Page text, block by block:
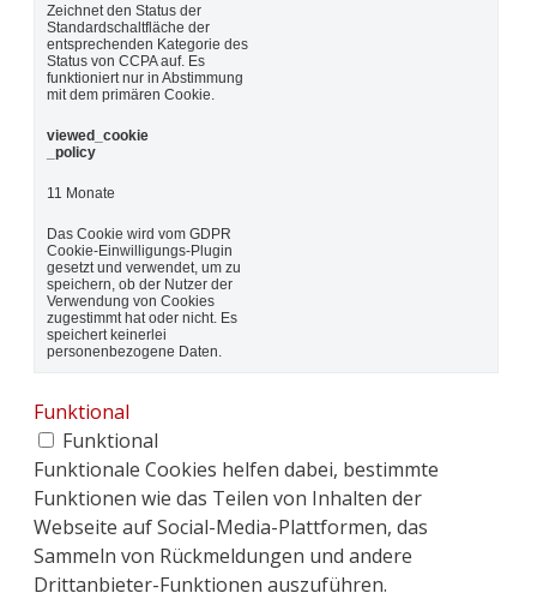
Zeichnet den Status der
Standardschaltfläche der
entsprechenden Kategorie des
Status von CCPA auf. Es
funktioniert nur in Abstimmung
mit dem primären Cookie.
viewed_cookie
_policy
11 Monate
Das Cookie wird vom GDPR
Cookie-Einwilligungs-Plugin
gesetzt und verwendet, um zu
speichern, ob der Nutzer der
Verwendung von Cookies
zugestimmt hat oder nicht. Es
speichert keinerlei
personenbezogene Daten.
Funktional
Funktional
Funktionale Cookies helfen dabei, bestimmte
Funktionen wie das Teilen von Inhalten der
Webseite auf Social-Media-Plattformen, das
Sammeln von Rückmeldungen und andere
Drittanbieter-Funktionen auszuführen.